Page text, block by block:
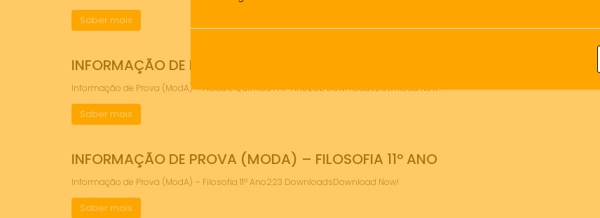
Saber mais
INFORMAÇÃO DE PROVA (MODA) – FÍSICA E QUIMICA A 11º ANO
Informação de Prova (ModA) – Física e Quimica A 11º Ano252 DownloadsDownload Now!
Saber mais
INFORMAÇÃO DE PROVA (MODA) – FILOSOFIA 11º ANO
Informação de Prova (ModA) – Filosofia 11º Ano223 DownloadsDownload Now!
Saber mais